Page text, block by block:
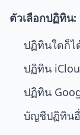
ตัวเลือกปฏิทิน:
ปฏิทินใดก็
ปฏิทิน
ปฏิทิน
บัญชีปฏิทินอื่